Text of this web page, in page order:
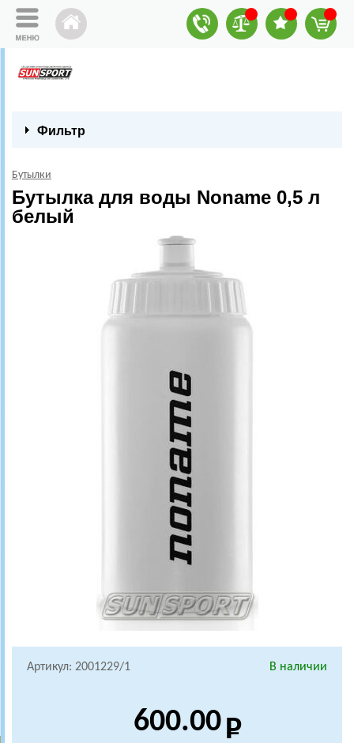
Фильтр
Бутылки
Бутылка для воды Noname 0,5 л
белый
Артикул: 2001229/1 В наличии
600.00